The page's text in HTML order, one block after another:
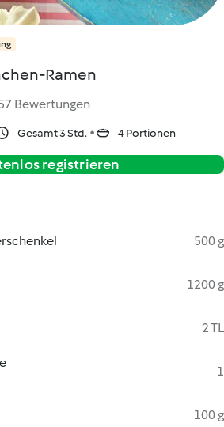
Ramen
Bewertungen
Gesamt 3 Std. 4 Portionen
registrieren
500 g
1200 g
2 TL
1
100 g